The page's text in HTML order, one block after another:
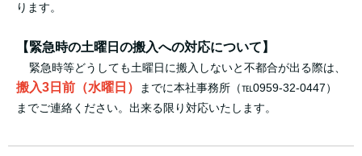
ります。
【緊急時の土曜日の搬入への対応について】
緊急時等どうしても土曜日に搬入しないと不都合が出る際は、
搬入3日前（水曜日）
までに本社事務所（℡0959-32-0447）
までご連絡ください。出来る限り対応いたします。